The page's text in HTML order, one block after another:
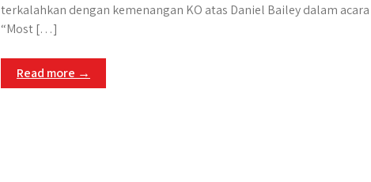
terkalahkan dengan kemenangan KO atas Daniel Bailey dalam acara
“Most […]
Read more →